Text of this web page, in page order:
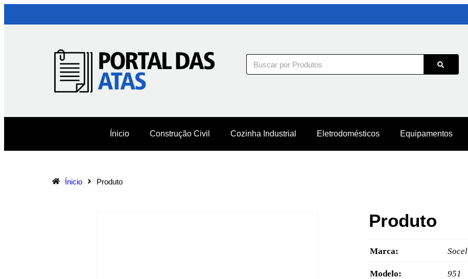
Ínicio Construção Civil Cozinha Industrial Eletrodomésticos Equipamentos
Ínicio Produto
Produto
Marca: Socel
Modelo: 951